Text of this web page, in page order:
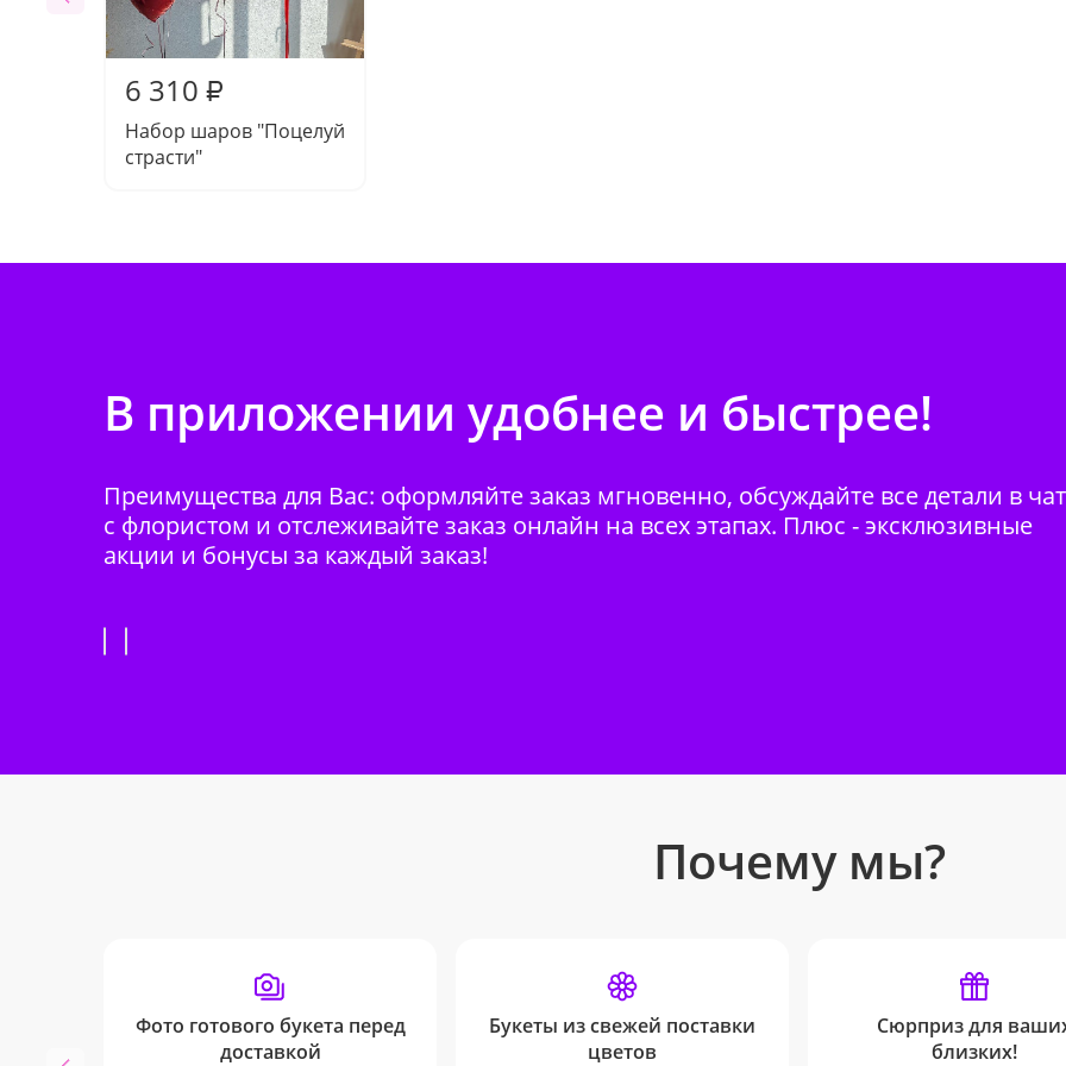
6 310 ₽
Набор шаров "Поцелуй
страсти"
В приложении удобнее и быстрее!
Преимущества для Вас: оформляйте заказ мгновенно, обсуждайте все детали в
с флористом и отслеживайте заказ онлайн на всех этапах. Плюс - эксклюзивные
акции и бонусы за каждый заказ!
Почему мы?
Фото готового букета перед
доставкой
Букеты из свежей поставки
цветов
Сюрприз для
близких!